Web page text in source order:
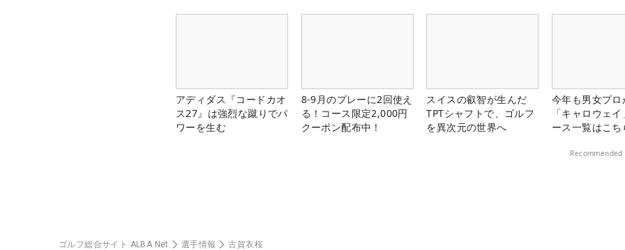
アディダス『コードカオ
ス27』は強烈な蹴りでパ
ワーを生む
8-9月のプレーに2回使え
る！コース限定2,000円
クーポン配布中！
スイスの叡智が生んだ
TPTシャフトで、ゴルフ
を異次元の世界へ
今年も男女プロ
「キャロウェ
ース一覧はこち
Recommended
ゴルフ総合サイト ALBA Net 選手情報 古賀衣桜